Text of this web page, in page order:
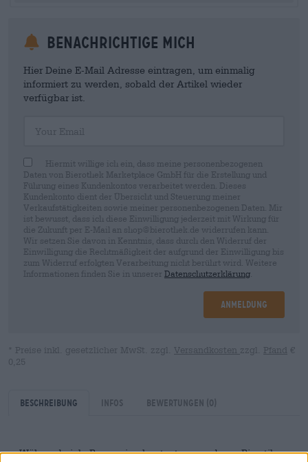
Benachrichtige mich
Hier Deine E-Mail Adresse eintragen, um einmalig
informiert zu werden, sobald der Artikel wieder
verfügbar ist.
Hiermit willige ich ein, dass meine personenbezogenen
Daten von Bierothek Marketplace GmbH für die Erstellung und
Führung eines Kundenkontos verarbeitet werden. Dieses
Kundenkonto dient der Übersicht und Steuerung meiner
Verkaufstätigkeiten sowie meiner personenbezogenen Daten. Mir
ist bewusst, dass ich diese Einwilligung jederzeit mit Wirkung für
die Zukunft per E-Mail an shop@bierothek.de widerrufen kann.
Wir setzen Sie davon in Kenntnis, dass durch den Widerruf der
Einwilligung die Rechtmäßigkeit der aufgrund der Einwilligung bis
zum Widerruf erfolgten Verarbeitung nicht berührt wird. Weitere
Informationen finden Sie in unserer Datenschutzerklärung
Anmeldung
* Preise inkl. gesetzlicher MwSt. zzgl. Versandkosten zzgl. Pfand €
0,25
Beschreibung Infos Bewertungen (0)
Während viele Brauereien heutzutage moderne Bierstile